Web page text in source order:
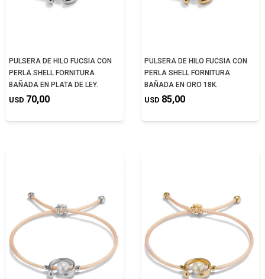
PULSERA DE HILO FUCSIA CON
PERLA SHELL FORNITURA
BAÑADA EN PLATA DE LEY.
USD 70,00
PULSERA DE HILO FUCSIA CON
PERLA SHELL FORNITURA
BAÑADA EN ORO 18K.
USD 85,00